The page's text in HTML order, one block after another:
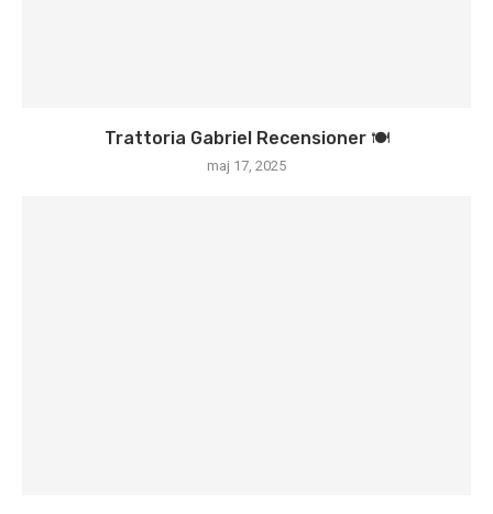
Trattoria Gabriel Recensioner 🍽️
maj 17, 2025